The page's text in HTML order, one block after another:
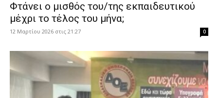
Φτάνει ο μισθός του/της εκπαιδευτικού
μέχρι το τέλος του μήνα;
12 Μαρτίου 2026 στις 21:27 0